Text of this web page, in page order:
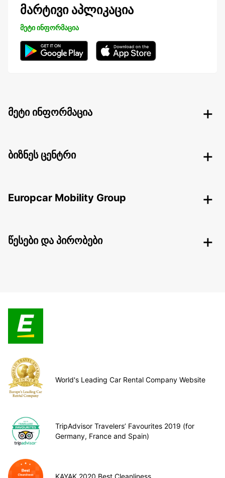
მარტივი აპლიკაცია
მეტი ინფორმაცია
მეტი ინფორმაცია
ბიზნეს ცენტრი
Europcar Mobility Group
წესები და პირობები
World's Leading Car Rental Company Website
TripAdvisor Travelers’ Favourites 2019 (for
Germany, France and Spain)
KAYAK 2020 Best Cleanliness